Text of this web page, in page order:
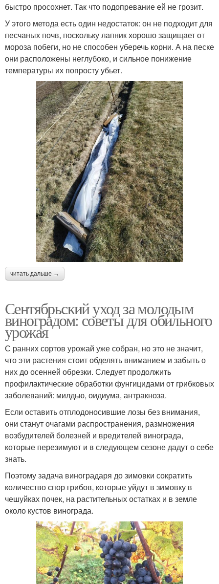
быстро просохнет. Так что подопревание ей не грозит.
У этого метода есть один недостаток: он не подходит для
песчаных почв, поскольку лапник хорошо защищает от
мороза побеги, но не способен уберечь корни. А на песке
они расположены неглубоко, и сильное понижение
температуры их попросту убьет.
читать дальше →
Сентябрьский уход за молодым
виноградом: советы для обильного
урожая
С ранних сортов урожай уже собран, но это не значит,
что эти растения стоит обделять вниманием и забыть о
них до осенней обрезки. Следует продолжить
профилактические обработки фунгицидами от грибковых
заболеваний: милдью, оидиума, антракноза.
Если оставить отплодоносившие лозы без внимания,
они станут очагами распространения, размножения
возбудителей болезней и вредителей винограда,
которые перезимуют и в следующем сезоне дадут о себе
знать.
Поэтому задача виноградаря до зимовки сократить
количество спор грибов, которые уйдут в зимовку в
чешуйках почек, на растительных остатках и в земле
около кустов винограда.